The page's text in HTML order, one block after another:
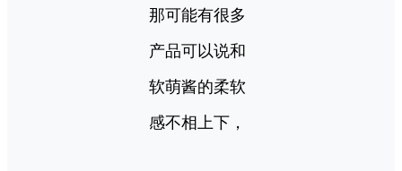
那可能有很多
产品可以说和
软萌酱的柔软
感不相上下，